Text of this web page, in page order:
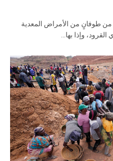
من طوفانٍ من الأمراض المعدية
القرود، وإذا بها…